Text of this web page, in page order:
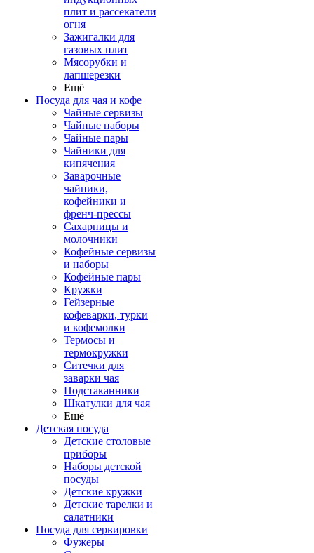
плит и рассекатели
огня
Зажигалки для
газовых плит
Мясорубки и
лапшерезки
Ещё
Посуда для чая и кофе
Чайные сервизы
Чайные наборы
Чайные пары
Чайники для
кипячения
Заварочные
чайники,
кофейники и
френч-прессы
Сахарницы и
молочники
Кофейные сервизы
и наборы
Кофейные пары
Кружки
Гейзерные
кофеварки, турки
и кофемолки
Термосы и
термокружки
Ситечки для
заварки чая
Подстаканники
Шкатулки для чая
Ещё
Детская посуда
Детские столовые
приборы
Наборы детской
посуды
Детские кружки
Детские тарелки и
салатники
Посуда для сервировки
Фужеры